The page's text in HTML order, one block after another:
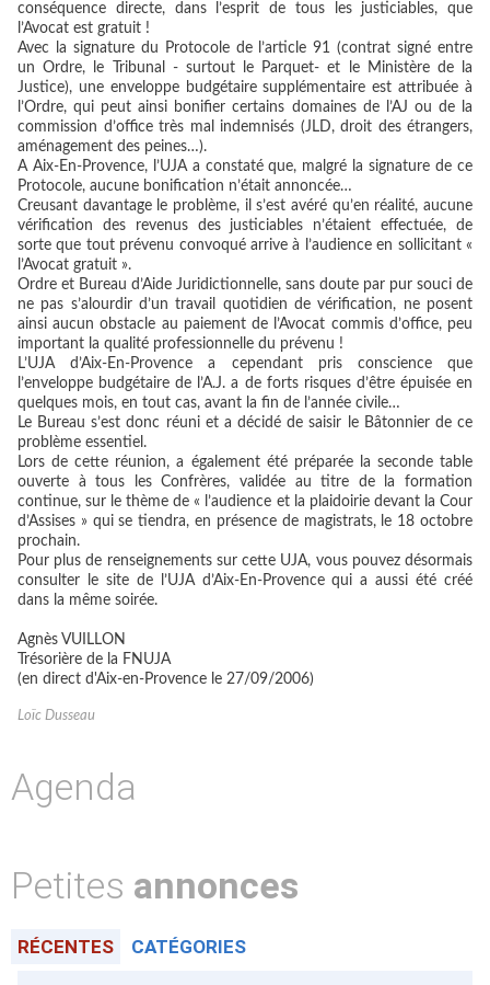
conséquence directe, dans l’esprit de tous les justiciables, que
l’Avocat est gratuit !
Avec la signature du Protocole de l’article 91 (contrat signé entre
un Ordre, le Tribunal - surtout le Parquet- et le Ministère de la
Justice), une enveloppe budgétaire supplémentaire est attribuée à
l’Ordre, qui peut ainsi bonifier certains domaines de l’AJ ou de la
commission d’office très mal indemnisés (JLD, droit des étrangers,
aménagement des peines…).
A Aix-En-Provence, l’UJA a constaté que, malgré la signature de ce
Protocole, aucune bonification n’était annoncée…
Creusant davantage le problème, il s’est avéré qu’en réalité, aucune
vérification des revenus des justiciables n’étaient effectuée, de
sorte que tout prévenu convoqué arrive à l’audience en sollicitant «
l’Avocat gratuit ».
Ordre et Bureau d’Aide Juridictionnelle, sans doute par pur souci de
ne pas s’alourdir d’un travail quotidien de vérification, ne posent
ainsi aucun obstacle au paiement de l’Avocat commis d’office, peu
important la qualité professionnelle du prévenu !
L’UJA d’Aix-En-Provence a cependant pris conscience que
l’enveloppe budgétaire de l’A.J. a de forts risques d’être épuisée en
quelques mois, en tout cas, avant la fin de l’année civile…
Le Bureau s’est donc réuni et a décidé de saisir le Bâtonnier de ce
problème essentiel.
Lors de cette réunion, a également été préparée la seconde table
ouverte à tous les Confrères, validée au titre de la formation
continue, sur le thème de « l’audience et la plaidoirie devant la Cour
d’Assises » qui se tiendra, en présence de magistrats, le 18 octobre
prochain.
Pour plus de renseignements sur cette UJA, vous pouvez désormais
consulter le site de l’UJA d’Aix-En-Provence qui a aussi été créé
dans la même soirée.
Agnès VUILLON
Trésorière de la FNUJA
(en direct d'Aix-en-Provence le 27/09/2006)
Loïc Dusseau
Agenda
Petites annonces
RÉCENTES CATÉGORIES